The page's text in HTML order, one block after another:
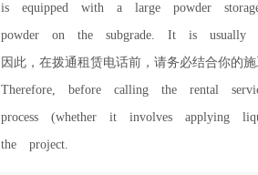
is equipped with a large powder
powder on the subgrade. It is usually
因此，在拨通租赁电话前，请务必结合你的
Therefore, before calling the rental
process (whether it involves
the project.